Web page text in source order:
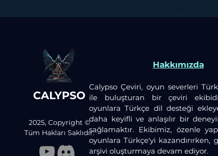
CALYPSO
2025, Copyright ©
Tüm Hakları Saklıdır.
Hakkımızda
Calypso Çeviri, oyun severleri
ile buluşturan bir çeviri
oyunlara Türkçe dil desteği
daha keyifli ve anlaşılır bir
sağlamaktır. Ekibimiz, özenle
oyunlara Türkçe'yi kazandırırken,
arşivi oluşturmaya devam ediyor.​